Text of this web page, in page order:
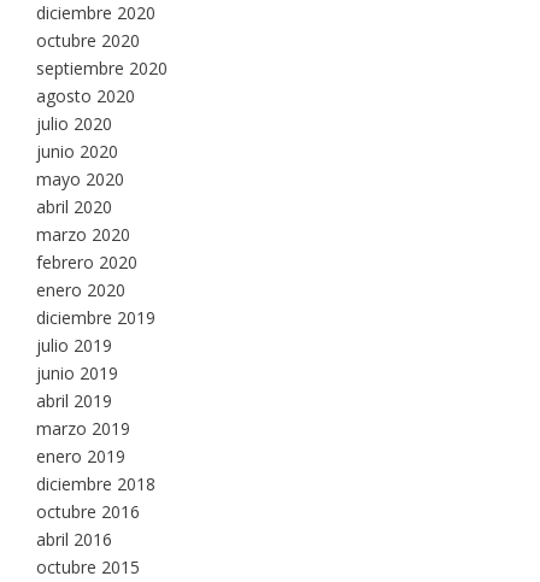
diciembre 2020
octubre 2020
septiembre 2020
agosto 2020
julio 2020
junio 2020
mayo 2020
abril 2020
marzo 2020
febrero 2020
enero 2020
diciembre 2019
julio 2019
junio 2019
abril 2019
marzo 2019
enero 2019
diciembre 2018
octubre 2016
abril 2016
octubre 2015